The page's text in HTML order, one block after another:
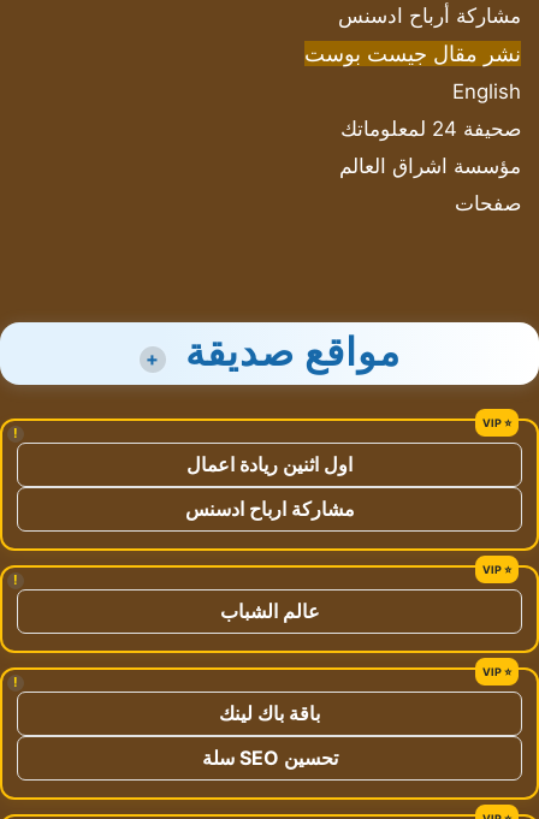
مشاركة أرباح ادسنس
نشر مقال جيست بوست
English
صحيفة 24 لمعلوماتك
مؤسسة اشراق العالم
صفحات
مواقع صديقة +
!
اول اثنين ريادة اعمال
مشاركة ارباح ادسنس
!
عالم الشباب
!
باقة باك لينك
تحسين SEO سلة